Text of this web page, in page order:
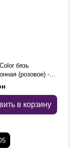
бязь
(розовое) -
в корзину